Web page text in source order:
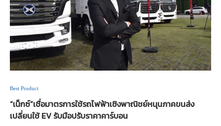
Best Product
“เน็กซ์”เชื่อมาตรการใช้รถไฟฟ้าเชิงพาณิชย์หนุนภาคขนส่ง
เปลี่ยนใช้ EV รับมือปรับราคาคาร์บอน